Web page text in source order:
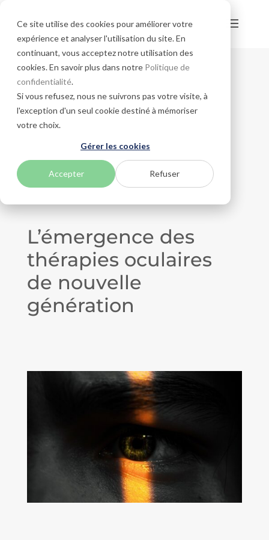
Ce site utilise des cookies pour améliorer votre
expérience et analyser l'utilisation du site. En
continuant, vous acceptez notre utilisation des
cookies. En savoir plus dans notre Politique de
confidentialité.
Si vous refusez, nous ne suivrons pas votre visite, à
l'exception d'un seul cookie destiné à mémoriser
votre choix.
Gérer les cookies
Accepter Refuser
L’émergence des
thérapies oculaires
de nouvelle
génération